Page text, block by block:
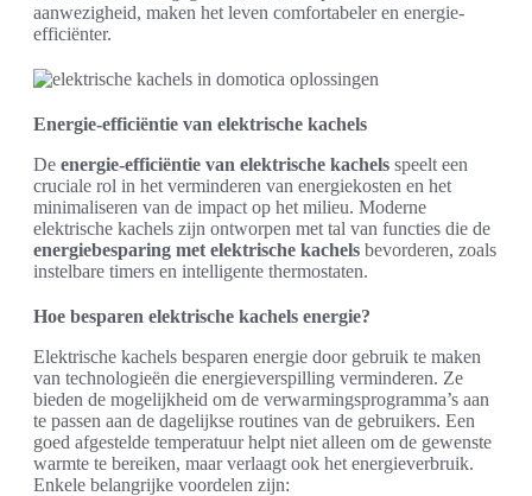
aanwezigheid, maken het leven comfortabeler en energie-
efficiënter.
Energie-efficiëntie van elektrische kachels
De energie-efficiëntie van elektrische kachels speelt een
cruciale rol in het verminderen van energiekosten en het
minimaliseren van de impact op het milieu. Moderne
elektrische kachels zijn ontworpen met tal van functies die de
energiebesparing met elektrische kachels bevorderen, zoals
instelbare timers en intelligente thermostaten.
Hoe besparen elektrische kachels energie?
Elektrische kachels besparen energie door gebruik te maken
van technologieën die energieverspilling verminderen. Ze
bieden de mogelijkheid om de verwarmingsprogramma’s aan
te passen aan de dagelijkse routines van de gebruikers. Een
goed afgestelde temperatuur helpt niet alleen om de gewenste
warmte te bereiken, maar verlaagt ook het energieverbruik.
Enkele belangrijke voordelen zijn: